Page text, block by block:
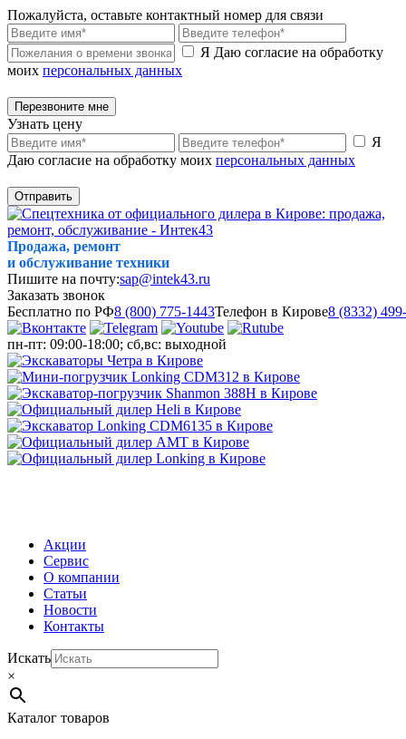
Пожалуйста, оставьте контактный номер для связи
Я Даю согласие на обработку
моих персональных данных
Перезвоните мне
Узнать цену
Я
Даю согласие на обработку моих персональных данных
Отправить
Продажа, ремонт
и обслуживание техники
Пишите на почту:sap@intek43.ru
Заказать звонок
Бесплатно по РФ8 (800) 775-1443Телефон в Кирове8 (8332)
пн-пт: 09:00-18:00; сб,вс: выходной
Акции
Сервис
О компании
Статьи
Новости
Контакты
Искать
×
Каталог товаров